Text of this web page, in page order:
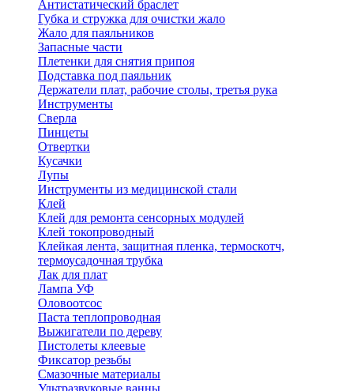
Антистатический браслет
Губка и стружка для очистки жало
Жало для паяльников
Запасные части
Плетенки для снятия припоя
Подставка под паяльник
Держатели плат, рабочие столы, третья рука
Инструменты
Сверла
Пинцеты
Отвертки
Кусачки
Лупы
Инструменты из медицинской стали
Клей
Клей для ремонта сенсорных модулей
Клей токопроводный
Клейкая лента, защитная пленка, термоскотч,
термоусадочная трубка
Лак для плат
Лампа УФ
Оловоотсос
Паста теплопроводная
Выжигатели по дереву
Пистолеты клеевые
Фиксатор резьбы
Смазочные материалы
Ультразвуковые ванны